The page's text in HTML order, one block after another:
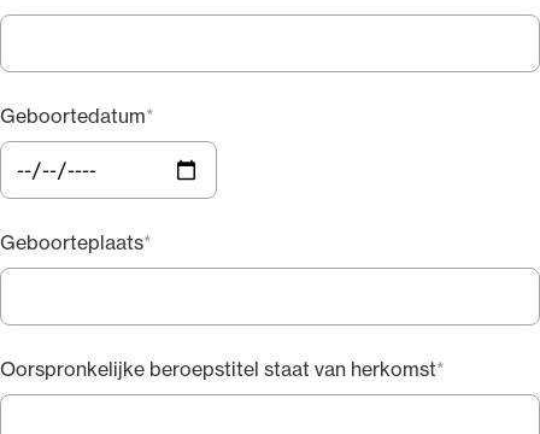
De secretaris van de algemene raad schrijft de
advocaat in na overlegging van een verklaring van
inschrijving bij de bevoegde autoriteit van de staat van
herkomst, indien de verklaring niet langer dan drie
maanden voor het moment waarop de aanvraag om
autoriteit van de staat van herkomst in kennis van de
inschrijving.
Geboortedatum
Geboorteplaats
Oorspronkelijke beroepstitel staat van herkomst